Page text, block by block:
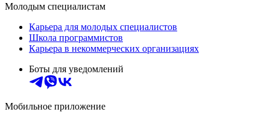
Молодым специалистам
Карьера для молодых специалистов
Школа программистов
Карьера в некоммерческих организациях
Боты для уведомлений
Мобильное приложение